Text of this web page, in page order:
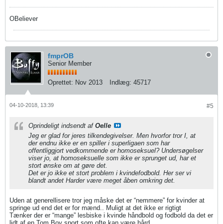
OBeliever
fmprOB
Senior Member
Oprettet: Nov 2013 Indlæg: 45717
#5
04-10-2018, 13:39
Oprindeligt indsendt af Oelle
Jeg er glad for jeres tilkendegivelser. Men hvorfor tror I, at
der endnu ikke er en spiller i superligaen som har
offentliggjort vedkommende er homoseksuel? Undersøgelser
viser jo, at homoseksuelle som ikke er sprunget ud, har et
stort ønske om at gøre det.
Det er jo ikke et stort problem i kvindefodbold. Her ser vi
blandt andet Harder være meget åben omkring det.
Uden at generellisere tror jeg måske det er “nemmere” for kvinder at
springe ud end det er for mænd.. Muligt at det ikke er rigtigt
Tænker der er “mange” lesbiske i kvinde håndbold og fodbold da det er